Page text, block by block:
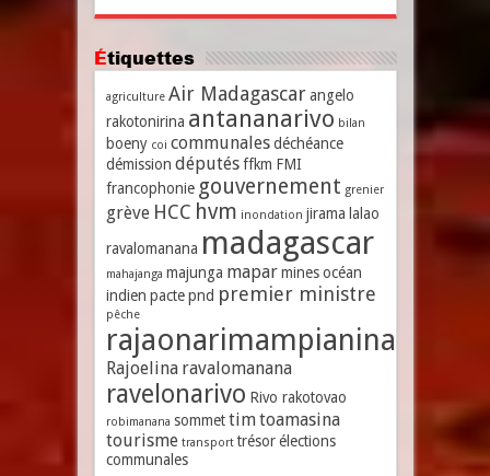
Étiquettes
agriculture Air Madagascar angelo
rakotonirina antananarivo bilan
boeny coi communales déchéance
démission députés ffkm FMI
francophonie gouvernement grenier
grève HCC hvm inondation jirama lalao
ravalomanana madagascar
mahajanga majunga mapar mines océan
indien pacte pnd premier ministre
pêche
rajaonarimampianina
Rajoelina ravalomanana
ravelonarivo Rivo rakotovao
robimanana sommet timtoamasina
tourisme transport trésor élections
communales